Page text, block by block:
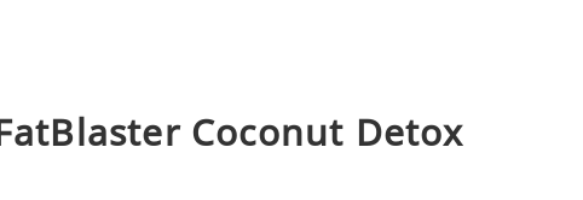
Coconut Detox